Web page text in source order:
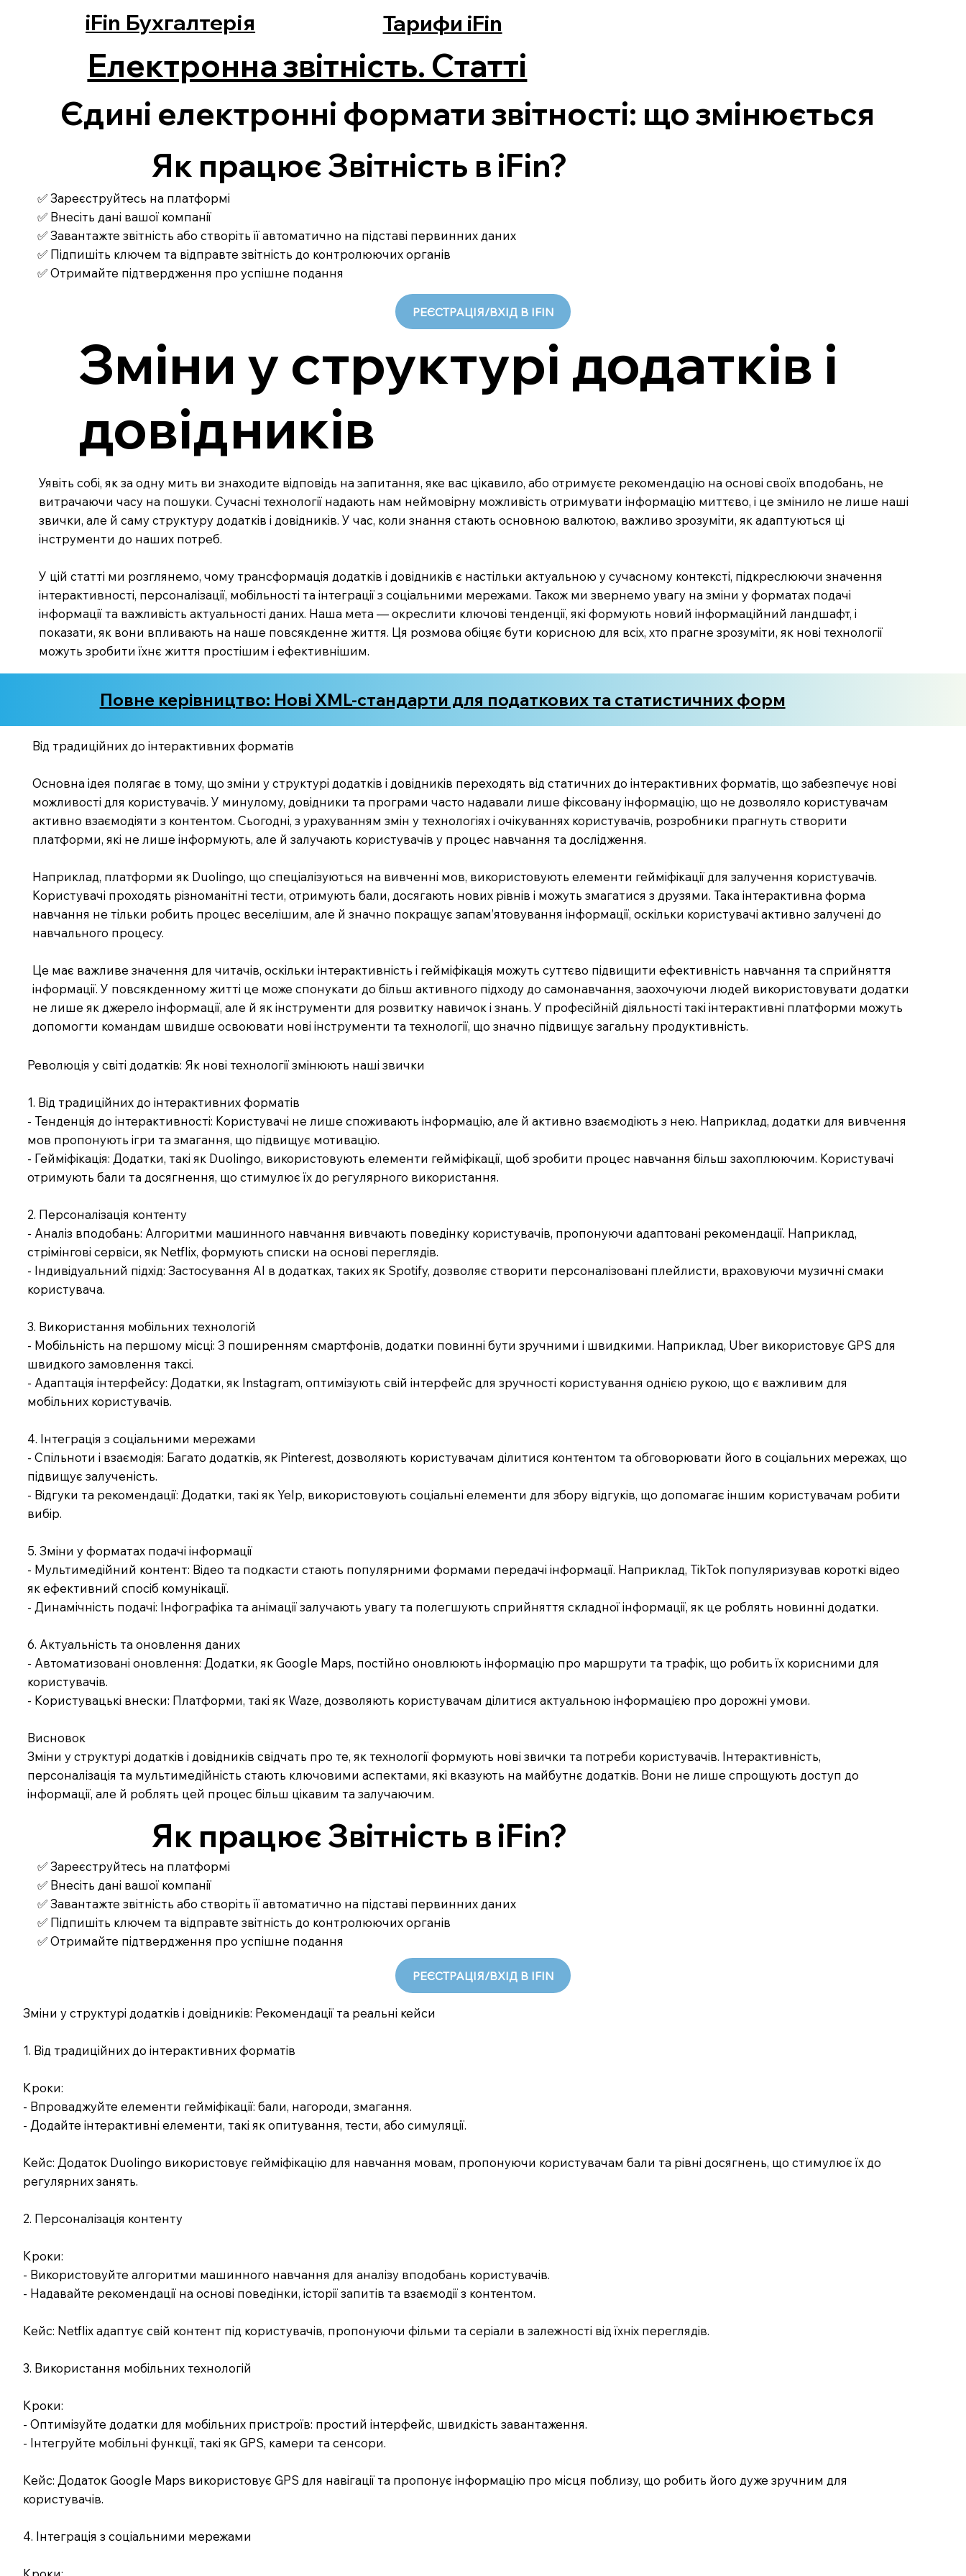
iFin Бухгалтерія Тарифи iFin
Електронна звітність. Статті
Єдині електронні формати звітності: що змінюється
Як працює Звітність в iFin?
✅ Зареєструйтесь на платформі
✅ Внесіть дані вашої компанії
✅ Завантажте звітність або створіть її автоматично на підставі первинних даних
✅ Підпишіть ключем та відправте звітність до контролюючих органів
✅ Отримайте підтвердження про успішне подання
РЕЄСТРАЦІЯ/ВХІД В IFIN
Зміни у структурі додатків і
довідників
Уявіть собі, як за одну мить ви знаходите відповідь на запитання, яке вас цікавило, або отримуєте рекомендацію на основі своїх вподобань, не
витрачаючи часу на пошуки. Сучасні технології надають нам неймовірну можливість отримувати інформацію миттєво, і це змінило не лише наші
звички, але й саму структуру додатків і довідників. У час, коли знання стають основною валютою, важливо зрозуміти, як адаптуються ці
інструменти до наших потреб.
У цій статті ми розглянемо, чому трансформація додатків і довідників є настільки актуальною у сучасному контексті, підкреслюючи значення
інтерактивності, персоналізації, мобільності та інтеграції з соціальними мережами. Також ми звернемо увагу на зміни у форматах подачі
інформації та важливість актуальності даних. Наша мета — окреслити ключові тенденції, які формують новий інформаційний ландшафт, і
показати, як вони впливають на наше повсякденне життя. Ця розмова обіцяє бути корисною для всіх, хто прагне зрозуміти, як нові технології
можуть зробити їхнє життя простішим і ефективнішим.
Повне керівництво: Нові XML-стандарти для податкових та статистичних форм
Від традиційних до інтерактивних форматів
Основна ідея полягає в тому, що зміни у структурі додатків і довідників переходять від статичних до інтерактивних форматів, що забезпечує нові
можливості для користувачів. У минулому, довідники та програми часто надавали лише фіксовану інформацію, що не дозволяло користувачам
активно взаємодіяти з контентом. Сьогодні, з урахуванням змін у технологіях і очікуваннях користувачів, розробники прагнуть створити
платформи, які не лише інформують, але й залучають користувачів у процес навчання та дослідження.
Наприклад, платформи як Duolingo, що спеціалізуються на вивченні мов, використовують елементи гейміфікації для залучення користувачів.
Користувачі проходять різноманітні тести, отримують бали, досягають нових рівнів і можуть змагатися з друзями. Така інтерактивна форма
навчання не тільки робить процес веселішим, але й значно покращує запам’ятовування інформації, оскільки користувачі активно залучені до
навчального процесу.
Це має важливе значення для читачів, оскільки інтерактивність і гейміфікація можуть суттєво підвищити ефективність навчання та сприйняття
інформації. У повсякденному житті це може спонукати до більш активного підходу до самонавчання, заохочуючи людей використовувати додатки
не лише як джерело інформації, але й як інструменти для розвитку навичок і знань. У професійній діяльності такі інтерактивні платформи можуть
допомогти командам швидше освоювати нові інструменти та технології, що значно підвищує загальну продуктивність.
Революція у світі додатків: Як нові технології змінюють наші звички
1. Від традиційних до інтерактивних форматів
- Тенденція до інтерактивності: Користувачі не лише споживають інформацію, але й активно взаємодіють з нею. Наприклад, додатки для вивчення
мов пропонують ігри та змагання, що підвищує мотивацію.
- Гейміфікація: Додатки, такі як Duolingo, використовують елементи гейміфікації, щоб зробити процес навчання більш захоплюючим. Користувачі
отримують бали та досягнення, що стимулює їх до регулярного використання.
2. Персоналізація контенту
- Аналіз вподобань: Алгоритми машинного навчання вивчають поведінку користувачів, пропонуючи адаптовані рекомендації. Наприклад,
стрімінгові сервіси, як Netflix, формують списки на основі переглядів.
- Індивідуальний підхід: Застосування AI в додатках, таких як Spotify, дозволяє створити персоналізовані плейлисти, враховуючи музичні смаки
користувача.
3. Використання мобільних технологій
- Мобільність на першому місці: З поширенням смартфонів, додатки повинні бути зручними і швидкими. Наприклад, Uber використовує GPS для
швидкого замовлення таксі.
- Адаптація інтерфейсу: Додатки, як Instagram, оптимізують свій інтерфейс для зручності користування однією рукою, що є важливим для
мобільних користувачів.
4. Інтеграція з соціальними мережами
- Спільноти і взаємодія: Багато додатків, як Pinterest, дозволяють користувачам ділитися контентом та обговорювати його в соціальних мережах, що
підвищує залученість.
- Відгуки та рекомендації: Додатки, такі як Yelp, використовують соціальні елементи для збору відгуків, що допомагає іншим користувачам робити
вибір.
5. Зміни у форматах подачі інформації
- Мультимедійний контент: Відео та подкасти стають популярними формами передачі інформації. Наприклад, TikTok популяризував короткі відео
як ефективний спосіб комунікації.
- Динамічність подачі: Інфографіка та анімації залучають увагу та полегшують сприйняття складної інформації, як це роблять новинні додатки.
6. Актуальність та оновлення даних
- Автоматизовані оновлення: Додатки, як Google Maps, постійно оновлюють інформацію про маршрути та трафік, що робить їх корисними для
користувачів.
- Користувацькі внески: Платформи, такі як Waze, дозволяють користувачам ділитися актуальною інформацією про дорожні умови.
Висновок
Зміни у структурі додатків і довідників свідчать про те, як технології формують нові звички та потреби користувачів. Інтерактивність,
персоналізація та мультимедійність стають ключовими аспектами, які вказують на майбутнє додатків. Вони не лише спрощують доступ до
інформації, але й роблять цей процес більш цікавим та залучаючим.
Як працює Звітність в iFin?
✅ Зареєструйтесь на платформі
✅ Внесіть дані вашої компанії
✅ Завантажте звітність або створіть її автоматично на підставі первинних даних
✅ Підпишіть ключем та відправте звітність до контролюючих органів
✅ Отримайте підтвердження про успішне подання
РЕЄСТРАЦІЯ/ВХІД В IFIN
Зміни у структурі додатків і довідників: Рекомендації та реальні кейси
1. Від традиційних до інтерактивних форматів
Кроки:
- Впроваджуйте елементи гейміфікації: бали, нагороди, змагання.
- Додайте інтерактивні елементи, такі як опитування, тести, або симуляції.
Кейс: Додаток Duolingo використовує гейміфікацію для навчання мовам, пропонуючи користувачам бали та рівні досягнень, що стимулює їх до
регулярних занять.
2. Персоналізація контенту
Кроки:
- Використовуйте алгоритми машинного навчання для аналізу вподобань користувачів.
- Надавайте рекомендації на основі поведінки, історії запитів та взаємодії з контентом.
Кейс: Netflix адаптує свій контент під користувачів, пропонуючи фільми та серіали в залежності від їхніх переглядів.
3. Використання мобільних технологій
Кроки:
- Оптимізуйте додатки для мобільних пристроїв: простий інтерфейс, швидкість завантаження.
- Інтегруйте мобільні функції, такі як GPS, камери та сенсори.
Кейс: Додаток Google Maps використовує GPS для навігації та пропонує інформацію про місця поблизу, що робить його дуже зручним для
користувачів.
4. Інтеграція з соціальними мережами